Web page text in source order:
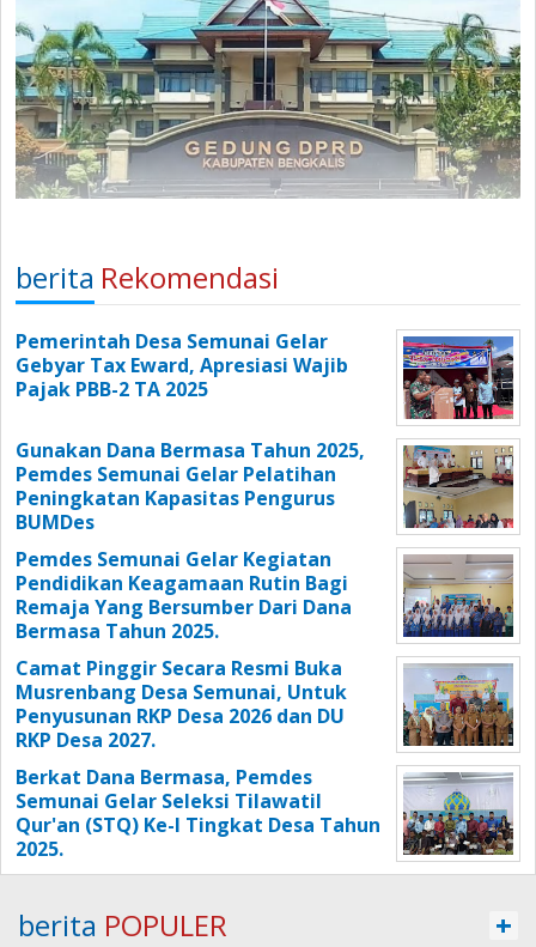
berita Rekomendasi
Pemerintah Desa Semunai Gelar
Gebyar Tax Eward, Apresiasi Wajib
Pajak PBB-2 TA 2025
Gunakan Dana Bermasa Tahun 2025,
Pemdes Semunai Gelar Pelatihan
Peningkatan Kapasitas Pengurus
BUMDes
Pemdes Semunai Gelar Kegiatan
Pendidikan Keagamaan Rutin Bagi
Remaja Yang Bersumber Dari Dana
Bermasa Tahun 2025.
Camat Pinggir Secara Resmi Buka
Musrenbang Desa Semunai, Untuk
Penyusunan RKP Desa 2026 dan DU
RKP Desa 2027.
Berkat Dana Bermasa, Pemdes
Semunai Gelar Seleksi Tilawatil
Qur'an (STQ) Ke-I Tingkat Desa Tahun
2025.
berita POPULER +